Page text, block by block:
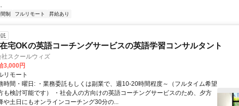
制 フルリモート 昇給あり
宅OKの英語コーチングサービスの英語学習コンサルタント
社スクールウィズ
3,000円
リモート
時間・曜日: ・業務委託もしくは副業で、週10-20時間程度～（フルタイム希望
も検討可能です） ・社会人の方向けの英語コーチングサービスのため、夕方
や土日にもオンラインコーチング30分の...